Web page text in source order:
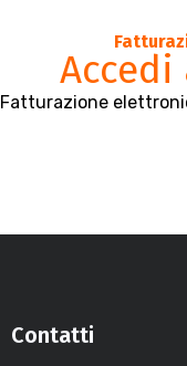
Fatturazione
Contatti